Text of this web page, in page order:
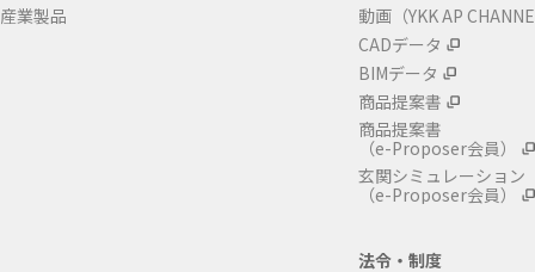
産業製品
動画（YKK AP
CADデータ
BIMデータ
商品提案書
商品提案書
（e-Proposer会員）
玄関シミュレーション
（e-Proposer会員）
法令・制度